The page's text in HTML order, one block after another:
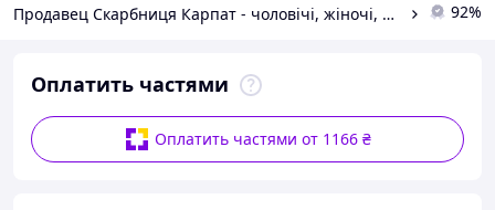
Продавец Скарбниця Карпат - чоловічі, жіночі, дитячі вишиванки, гердани, ручної роботи 92%
Оплатить частями
Оплатить частями от 1166 ₴